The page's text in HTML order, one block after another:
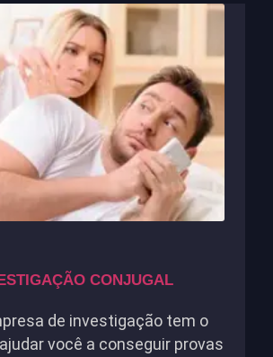
CONJUGAL
de investigação tem o
você a conseguir provas